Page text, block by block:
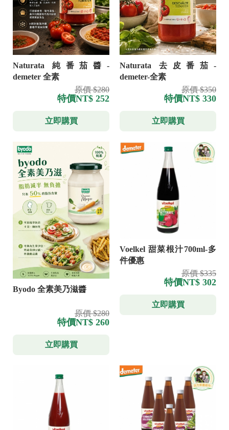
Naturata 純番茄醬-
demeter 全素
原價 $280
特價NT$ 252
立即購買
Naturata 去皮番茄-
demeter-全素
原價 $350
特價NT$ 330
立即購買
Byodo 全素美乃滋醬
原價 $280
特價NT$ 260
立即購買
Voelkel 甜菜根汁700ml-多
件優惠
原價 $335
特價NT$ 302
立即購買